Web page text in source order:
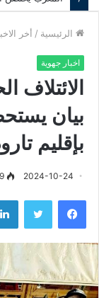
الرئيسية / أخر
اخبار جهوية
الائتلاف
بيان
بإقليم
2024-10-24
فيسبوك